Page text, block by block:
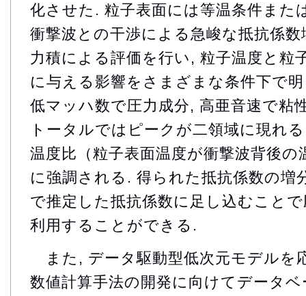
化させた. 粒子表面には等温条件また
衝撃波との干渉による急峻な抵抗係
力積による評価を行い, 粒子温度と粒
に与える影響をさまざまな条件下で
低マッハ数で圧力成分, 高亜音速で粘
トータルではピークが二領域に現れ
温度比（粒子表面温度が衝撃波背後
に強調される. 得られた抵抗係数の増
で推定した抵抗係数に足し込むこと
利用することができる.
また, データ駆動型低次元モデルを
数値計算手法の開発に向けてデータ